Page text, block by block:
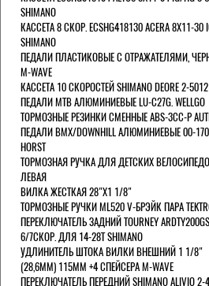
SHIMANO
КАССЕТА 8 СКОР. ECSHG418130 ACERA 8Х11-30
SHIMANO
ПЕДАЛИ ПЛАСТИКОВЫЕ С ОТРАЖАТЕЛЯМИ,
M-WAVE
КАССЕТА 10 СКОРОСТЕЙ SHIMANO DEORE 2-5012
ПЕДАЛИ MTB АЛЮМИНИЕВЫЕ LU-C27G. WELLGO
ТОРМОЗНЫЕ РЕЗИНКИ СМЕННЫЕ ABS-3CC-P
ПЕДАЛИ BMX/DOWNHILL АЛЮМИНИЕВЫЕ 00-
HORST
ТОРМОЗНАЯ РУЧКА ДЛЯ ДЕТСКИХ
ЛЕВАЯ
ВИЛКА ЖЕСТКАЯ 28"Х1 1/8"
ТОРМОЗНЫЕ РУЧКИ ML520 V-БРЭЙК ПАРА
ПЕРЕКЛЮЧАТЕЛЬ ЗАДНИЙ TOURNEY
6/7СКОР. ДЛЯ 14-28T SHIMANO
УДЛИНИТЕЛЬ ШТОКА ВИЛКИ ВНЕШНИЙ 1 1/8"
(28,6ММ) 115ММ +4 СПЕЙСЕРА M-WAVE
ПЕРЕКЛЮЧАТЕЛЬ ПЕРЕДНИЙ SHIMANO ALIVIO 2-